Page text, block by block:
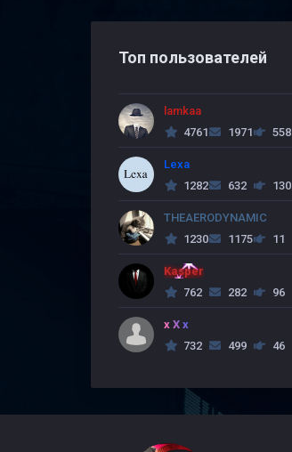
Топ пользователей
lamkaa
4761
1971 558
Lexa
1282
632 130
THEAERODYNAMIC
1230
1175 11
Kasper
762
282 96
x X x
732
499 46